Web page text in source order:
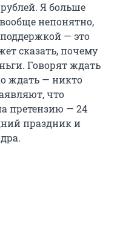
Я больше
непонятно,
— это
сказать, почему
Говорят ждать
ждать — никто
что
претензию — 24
праздник и